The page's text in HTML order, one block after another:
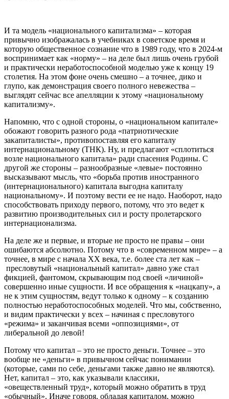
И та модель «национального капитализма» – которая
привычно изображалась в учебниках в советское время и
которую общественное сознание что в 1989 году, что в 2024-м
воспринимает как «норму» – на деле был лишь очень грубой
и практически неработоспособной моделью уже к концу 19
столетия. На этом фоне очень смешно – а точнее, дико и
глупо, как демонстрация своего полного невежества –
выглядят сейчас все апелляции к этому «национальному
капитализму».
Напомню, что с одной стороны, о «национальном капитале»
обожают говорить разного рода «патриотические
закапиталисты», противопоставляя его капиталу
интернациональному (ТНК). Ну, и предлагают «сплотиться
возле национального капитала» ради спасения Родины. С
другой же стороны – разнообразные «левые» постоянно
высказывают мысль, что «борьба против иностранного
(интернационального) капитала выгодна капиталу
национальному». И поэтому вести ее не надо. Наоборот, надо
способствовать приходу первого, потому, что это ведет к
развитию производительных сил и росту пролетарского
интернационализма.
На деле же и первые, и вторые не просто не правы – они
ошибаются абсолютно. Потому что в «современном мире» – а
точнее, в мире с начала XX века, т.е. более ста лет как –
пресловутый «национальный капитал» давно уже стал
фикцией, фантомом, скрывающим под своей «личиной»
совершенно иные сущности. И все обращения к «нацкапу», а
не к этим сущностям, ведут только к одному – к созданию
полностью неработоспособных моделей. Что мы, собственно,
и видим практически у всех – начиная с пресловутого
«режима» и заканчивая всеми «оппозициями», от
либеральной до левой!
Потому что капитал – это не просто деньги. Точнее – это
вообще не «деньги» в привычном сейчас понимании
(которые, сами по себе, деньгами также давно не являются).
Нет, капитал – это, как указывали классики,
«овеществленный труд», который можно обратить в труд
«обычный». Иначе говоря, обладая капиталом, можно